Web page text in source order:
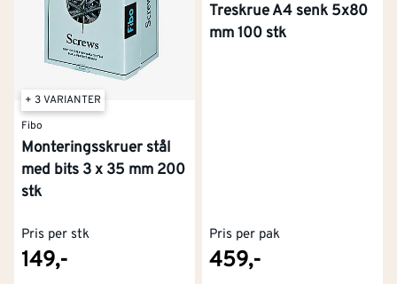
+ 3 VARIANTER
Fibo
Monteringsskruer stål
med bits 3 x 35 mm 200
stk
Pris per stk
149,-
Treskrue A4 senk 5x80
mm 100 stk
Pris per pak
459,-